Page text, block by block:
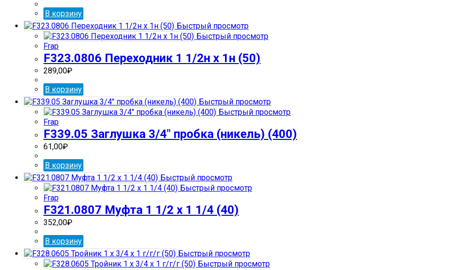
В корзину
Быстрый просмотр
Быстрый просмотр
Frap
F323.0806 Переходник 1 1/2н х 1н (50)
289,00₽
В корзину
Быстрый просмотр
Быстрый просмотр
Frap
F339.05 Заглушка 3/4″ пробка (никель) (400)
61,00₽
В корзину
Быстрый просмотр
Быстрый просмотр
Frap
F321.0807 Муфта 1 1/2 х 1 1/4 (40)
352,00₽
В корзину
Быстрый просмотр
Быстрый просмотр